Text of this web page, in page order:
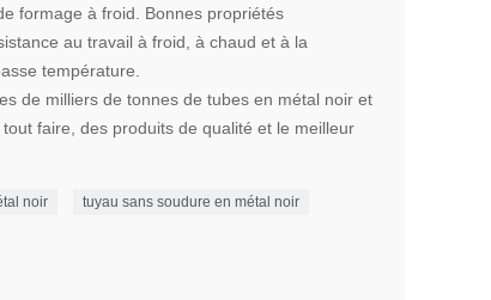
formage à froid. Bonnes propriétés
au travail à froid, à chaud et à la
température.
de milliers de tonnes de tubes en métal noir et
faire, des produits de qualité et le meilleur
noir tuyau sans soudure en métal noir